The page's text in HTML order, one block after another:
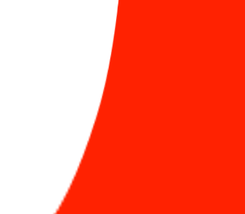
Bình luận ẩn danh
LIÊN HỆ ĐĂNG BÀI